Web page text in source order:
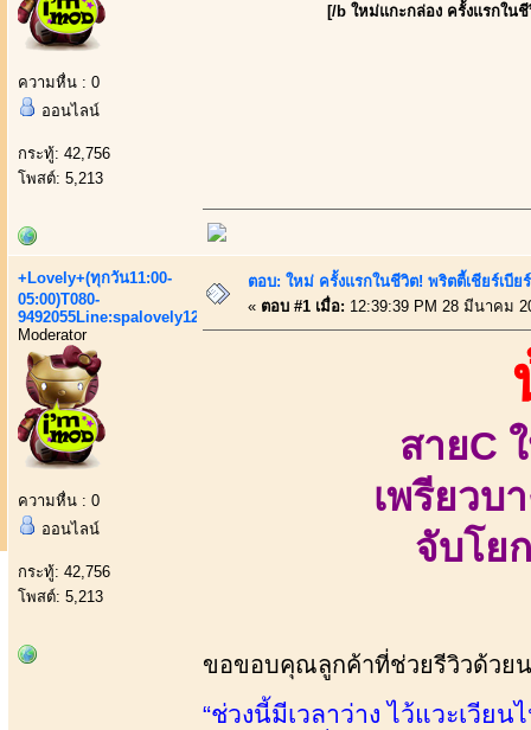
ความหื่น : 0
ออนไลน์
กระทู้: 42,756
โพสต์: 5,213
[/b ใหม่แกะกล่อง ครั้งแรกใน
+Lovely+(ทุกวัน11:00-
05:00)T080-
9492055Line:spalovely123
Moderator
ความหื่น : 0
ออนไลน์
กระทู้: 42,756
โพสต์: 5,213
ตอบ: ใหม่ ครั้งแรกในชีวิต! พริตตี้เชียร์เบี
« ตอบ #1 เมื่อ: 12:39:39 PM 28 มีนาคม
สายC
เพรียวบ
จับโย
ขอขอบคุณลูกค้าที่ช่วยรีวิวด้วย
“ช่วงนี้มีเวลาว่าง ไว้แวะเวี